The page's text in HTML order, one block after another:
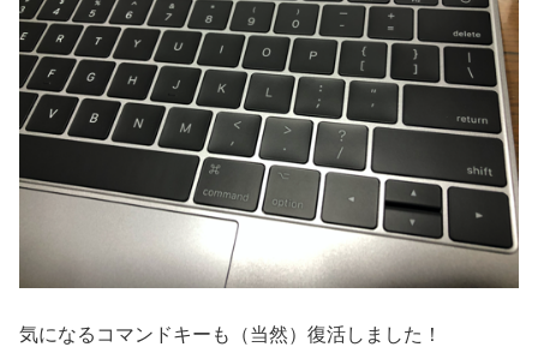
気になるコマンドキーも（当然）復活しました！